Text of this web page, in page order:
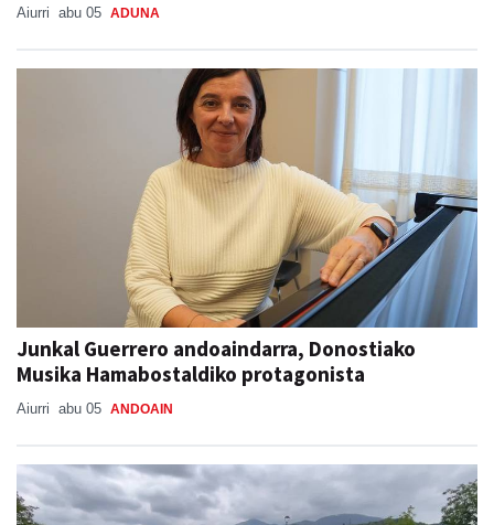
Aiurri abu 05 ADUNA
Junkal Guerrero andoaindarra, Donostiako
Musika Hamabostaldiko protagonista
Aiurri abu 05 ANDOAIN